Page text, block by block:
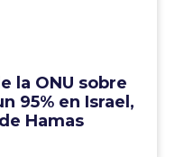
la ONU sobre
95% en Israel,
Hamas